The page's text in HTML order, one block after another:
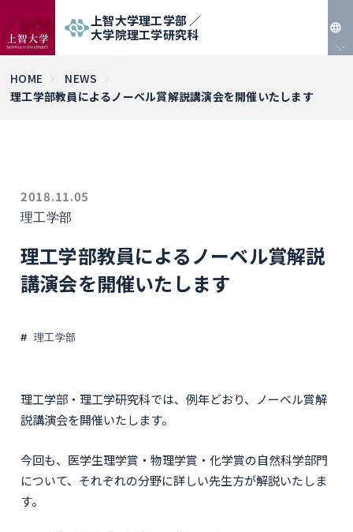
上智大学理工学部 ／
大学院理工学研究科
HOME
NEWS
理工学部教員によるノーベル賞解説講演会を開催いたします
2018.11.05
理工学部
理工学部教員によるノーベル賞解説
講演会を開催いたします
理工学部
理工学部・理工学研究科では、例年どおり、ノーベル賞解
説講演会を開催いたします。
今回も、医学生理学賞・物理学賞・化学賞の自然科学部門
について、それぞれの分野に詳しい先生方が解説いたしま
す。